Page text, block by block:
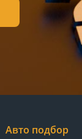
Авто подбор